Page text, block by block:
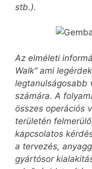
stb.).
Az elméleti
Walk” ami
legtanulságosabb
számára. A
összes operációs
területén
kapcsolatos
a tervezés,
gyártósor